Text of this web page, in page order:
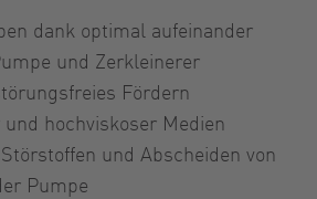
dank optimal aufeinander
und Zerkleinerer
Fördern
hochviskoser Medien
und Abscheiden von
Pumpe